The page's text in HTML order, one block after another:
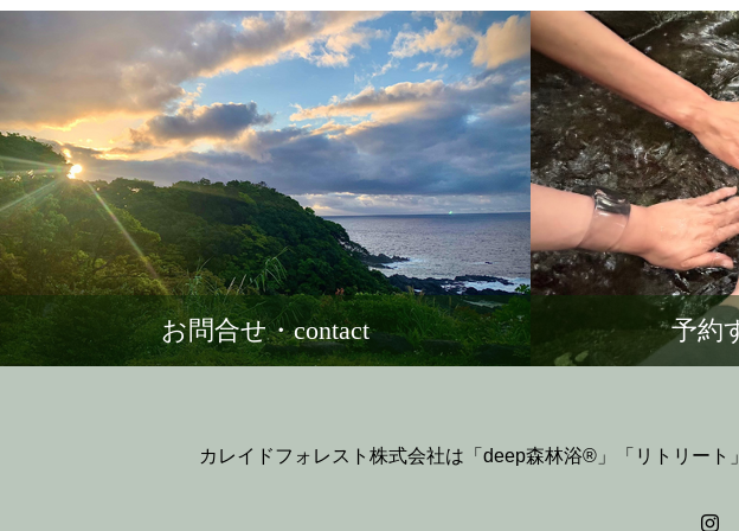
お問合せ・contact 予約
カレイドフォレスト株式会社は「deep森林浴®」「リトリー